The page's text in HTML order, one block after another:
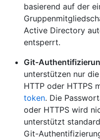
basierend auf der
Active Directory
entsperrt.
Git-
unterstützen nur
HTTP oder HTTPS
token. Die
oder HTTPS wird
unterstützt
Git-